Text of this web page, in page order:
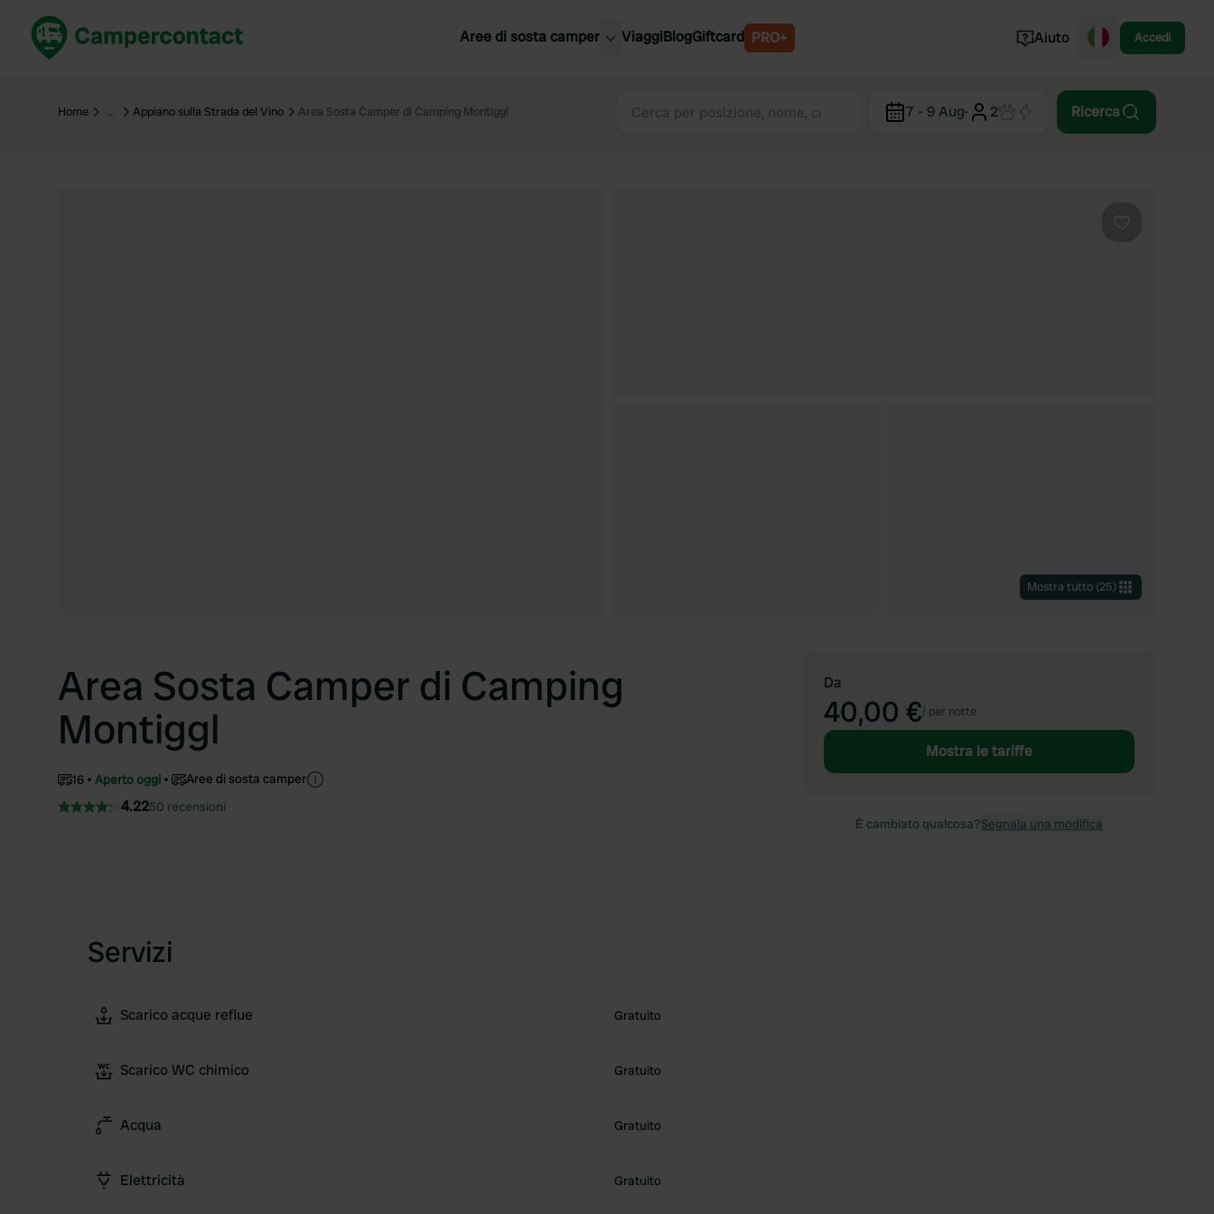
Aree di sosta camper
Italia
Italia
Slovenia
Portogallo
ViaggiBlogGiftcard PRO+ Aiuto Accedi
Home … Appiano sulla Strada del Vino Area Sosta Camper di Camping Montiggl 7 - 9 Aug· 2 Ricerca
Mostra tutto (25)
Area Sosta Camper di Camping
Montiggl
16 Aperto oggi Aree di sosta camper
4.2250 recensioni
Servizi
Scarico acque reflue Gratuito
Scarico WC chimico Gratuito
Acqua Gratuito
Elettricità Gratuito
Da
40,00 €/ per notte
Mostra le tariffe
È cambiato qualcosa?Segnala una modifica